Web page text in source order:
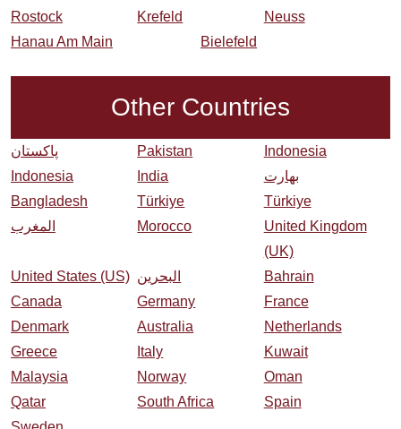
Rostock Krefeld
Neuss
Hanau Am Main
Bielefeld
Other Countries
پاکستان Pakistan
Indonesia
Indonesia
India
بھارت
Bangladesh
Türkiye
Türkiye
المغرب
Morocco
United Kingdom
(UK)
United States (US) البحرین
Bahrain
Canada
Germany
France
Denmark
Australia
Netherlands
Greece
Italy
Kuwait
Malaysia
Norway
Oman
Qatar
South Africa
Spain